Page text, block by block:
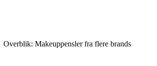
Overblik: Makeuppensler fra flere brands